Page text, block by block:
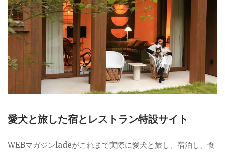
愛犬と旅した宿とレストラン特設サイト
WEBマガジンladeがこれまで実際に愛犬と旅し、宿泊し、食